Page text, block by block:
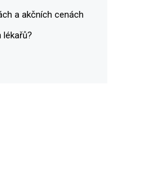
a akčních cenách
lékařů?